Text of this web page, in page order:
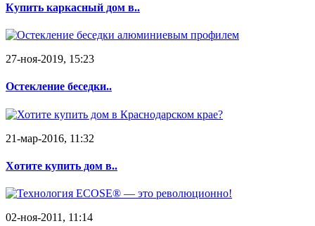
Купить каркасный дом в..
27-ноя-2019, 15:23
Остекление беседки..
21-мар-2016, 11:32
Хотите купить дом в..
02-ноя-2011, 11:14